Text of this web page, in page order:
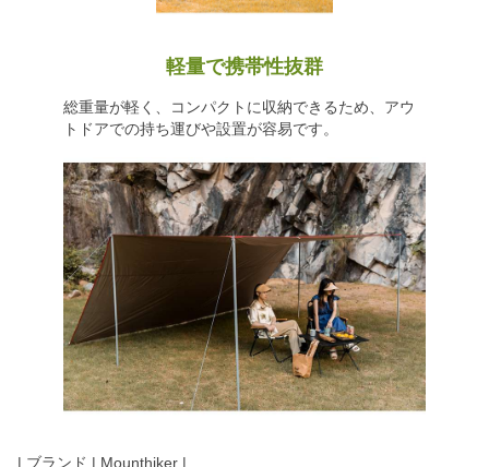
軽量で携帯性抜群
総重量が軽く、コンパクトに収納できるため、アウ
トドアでの持ち運びや設置が容易です。
| ブランド | Mounthiker |